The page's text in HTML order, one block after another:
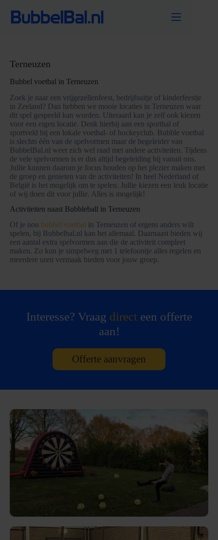
naar
Terneuzen
Bubbel voetbal in Terneuzen
Zoek je naar een vrijgezellenfeest, bedrijfsuitje of kinderfeestje
in Zeeland? Dan hebben we mooie locaties in Terneuzen waar
dit spel gespeeld kan worden. Uiteraard kan je zelf ook kiezen
voor een eigen locatie. Denk hierbij aan een sporthal of
sportveld bij een lokale voetbal- of hockeyclub. Bubble voetbal
is slechts één van de spelvormen maar de begeleider van
BubbelBal.nl weet zich wel raad met andere activiteiten. Tijdens
de vele spelvormen is er dus altijd begeleiding bij vanuit ons.
Jullie kunnen daarom je focus houden op het plezier maken met
de groep en genieten van de activiteiten! In heel Nederland of
België is het mogelijk om te spelen. Jullie kiezen een leuk locatie
of wij doen dit voor jullie. Alles is mogelijk!
Activiteiten naast Bubbleball in Terneuzen
Of je nou bubbel voetbal in Terneuzen of ergens anders wilt
spelen, bij Bubbelbal.nl kan het allemaal. Daarnaast bieden wij
een aantal extra spelvormen aan die de activiteit compleet
maken. Zo kun je simpelweg met 1 telefoontje alles regelen en
meerdere uren vermaak bieden voor jouw groep.
Interesse? Vraag directeen offerte
aan!
Offerte aanvragen